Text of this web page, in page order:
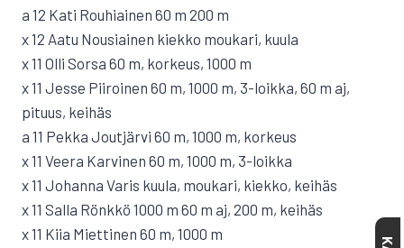
a 12 Kati Rouhiainen 60 m 200 m
x 12 Aatu Nousiainen kiekko moukari, kuula
x 11 Olli Sorsa 60 m, korkeus, 1000 m
x 11 Jesse Piiroinen 60 m, 1000 m, 3-loikka, 60 m aj,
pituus, keihäs
a 11 Pekka Joutjärvi 60 m, 1000 m, korkeus
x 11 Veera Karvinen 60 m, 1000 m, 3-loikka
x 11 Johanna Varis kuula, moukari, kiekko, keihäs
x 11 Salla Rönkkö 1000 m 60 m aj, 200 m, keihäs
x 11 Kiia Miettinen 60 m, 1000 m